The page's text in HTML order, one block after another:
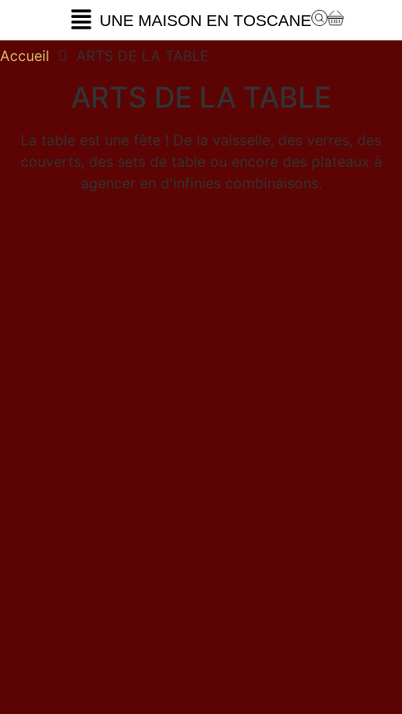
UNE MAISON EN TOSCANE
Accueil
ARTS DE LA TABLE
ARTS DE LA TABLE
La table est une fête ! De la vaisselle, des verres, des
couverts, des sets de table ou encore des plateaux à
agencer en d'infinies combinaisons.